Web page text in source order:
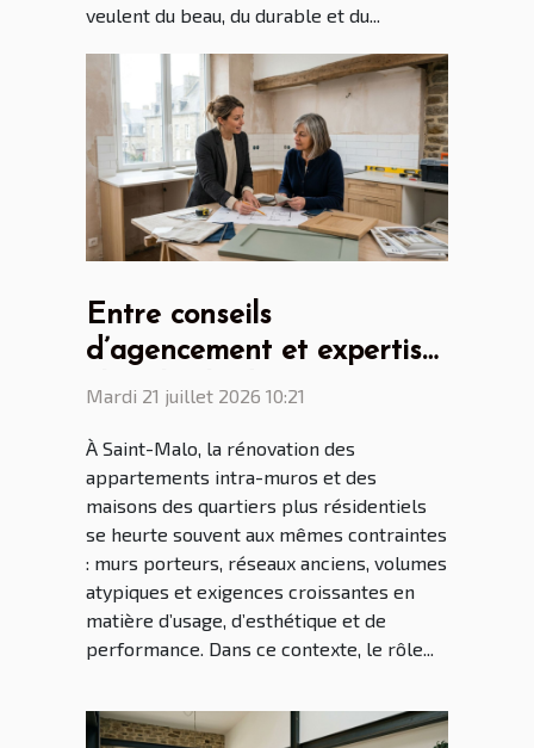
veulent du beau, du durable et du...
Entre conseils
d’agencement et expertise
: le rôle clé du cuisiniste
rénovation malouine
Mardi 21 juillet 2026 10:21
À Saint-Malo, la rénovation des
appartements intra-muros et des
maisons des quartiers plus résidentiels
se heurte souvent aux mêmes contraintes
: murs porteurs, réseaux anciens, volumes
atypiques et exigences croissantes en
matière d’usage, d’esthétique et de
performance. Dans ce contexte, le rôle...